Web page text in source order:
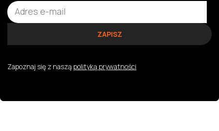
Zapoznaj się z naszą polityką prywatności